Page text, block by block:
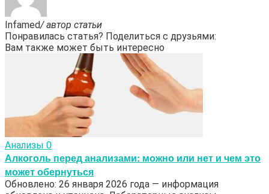
Infamed/ автор статьи
Понравилась статья? Поделиться с друзьями:
Вам также может быть интересно
Анализы 0
Алкоголь перед анализами: можно или нет и чем это
может обернуться
Обновлено: 26 января 2026 года — информация